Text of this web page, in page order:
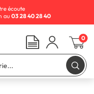
écoute
au 03 28 40 28 40
0